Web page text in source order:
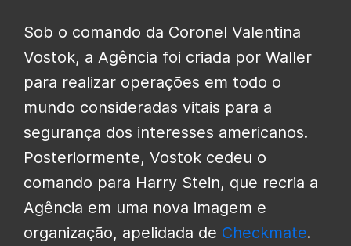
Sob o comando da Coronel Valentina
Vostok, a Agência foi criada por Waller
para realizar operações em todo o
mundo consideradas vitais para a
segurança dos interesses americanos.
Posteriormente, Vostok cedeu o
comando para Harry Stein, que recria a
Agência em uma nova imagem e
organização, apelidada de Checkmate.